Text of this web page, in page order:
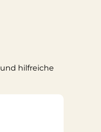
hilfreiche